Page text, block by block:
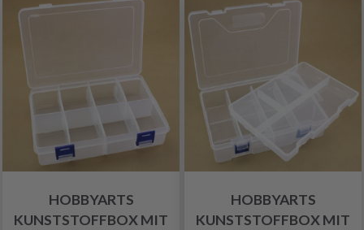
HOBBYARTS
KUNSTSTOFFBOX MIT
HOBBYARTS
KUNSTSTOFFBOX MIT